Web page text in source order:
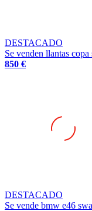
Se venden llantas copa
850 €
Se vende bmw e46
1.700 €